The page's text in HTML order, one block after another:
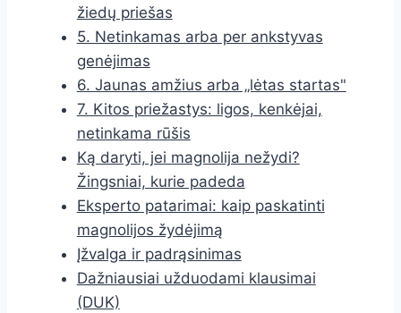
žiedų priešas
5. Netinkamas arba per ankstyvas
genėjimas
6. Jaunas amžius arba „lėtas startas"
7. Kitos priežastys: ligos, kenkėjai,
netinkama rūšis
Ką daryti, jei magnolija nežydi?
Žingsniai, kurie padeda
Eksperto patarimai: kaip paskatinti
magnolijos žydėjimą
Įžvalga ir padrąsinimas
Dažniausiai užduodami klausimai
(DUK)